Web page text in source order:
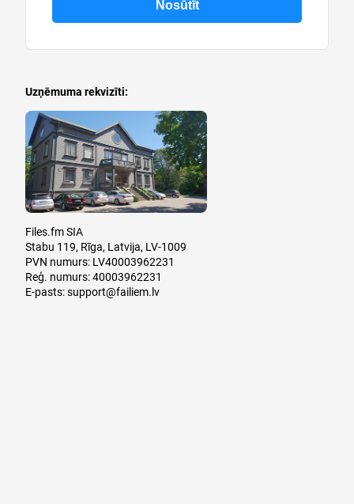
Uzņēmuma rekvizīti:
Files.fm SIA
Stabu 119, Rīga, Latvija, LV-1009
PVN numurs: LV40003962231
Reģ. numurs: 40003962231
E-pasts:support@failiem.lv